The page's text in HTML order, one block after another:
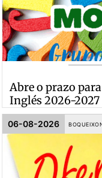
Abre o prazo
Inglés 2026-2027
06-08-2026